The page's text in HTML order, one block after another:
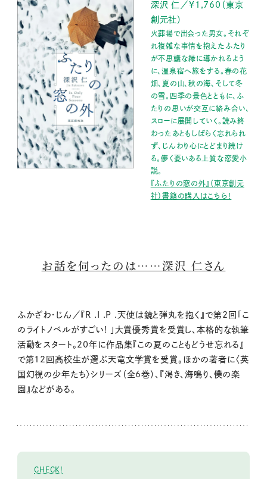
深沢 仁／¥1,760（東京
創元社）
火葬場で出会った男女。それぞ
れ複雑な事情を抱えたふたり
が不思議な縁に導かれるよう
に、温泉宿へ旅をする。春の花
畑、夏の山、秋の海、そして冬
の雪。四季の景色とともに、ふ
たりの思いが交互に絡み合い、
スローに展開していく。読み終
わったあともしばらく忘れられ
ず、じんわり心にとどまり続け
る。儚く憂いある上質な恋愛小
説。
『ふたりの窓の外』（東京創元
社）書籍の購入はこちら！
お話を伺ったのは……深沢 仁さん
ふかざわ・じん／『R .I .P .天使は鏡と弾丸を抱く』で第2回「こ
のライトノベルがすごい! 」大賞優秀賞を受賞し、本格的な執筆
活動をスタート。20年に作品集『この夏のこともどうせ忘れる』
で第12回高校生が選ぶ天竜文学賞を受賞。ほかの著者に〈英
国幻視の少年たち〉シリーズ（全6巻）、『渇き、海鳴り、僕の楽
園』などがある。
CHECK!